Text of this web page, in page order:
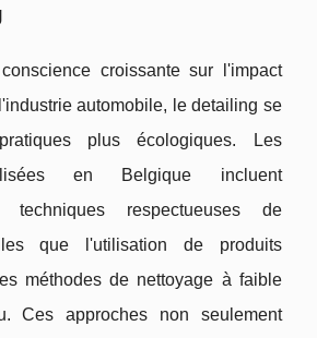
croissante sur l'impact
automobile, le detailing se
plus écologiques. Les
en Belgique incluent
techniques respectueuses de
que l'utilisation de produits
méthodes de nettoyage à faible
Ces approches non seulement